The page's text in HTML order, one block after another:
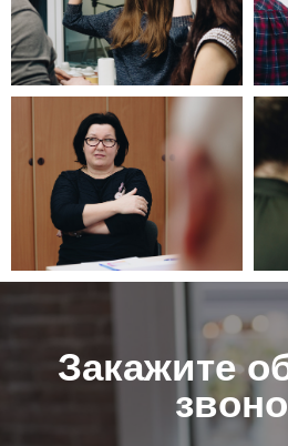
Закажите